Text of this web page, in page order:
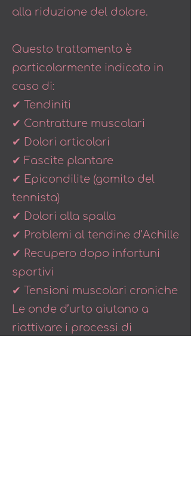
alla riduzione del dolore.
Questo trattamento è
particolarmente indicato in
caso di:
✔ Tendiniti
✔ Contratture muscolari
✔ Dolori articolari
✔ Fascite plantare
✔ Epicondilite (gomito del
tennista)
✔ Dolori alla spalla
✔ Problemi al tendine d’Achille
✔ Recupero dopo infortuni
sportivi
✔ Tensioni muscolari croniche
Le onde d’urto aiutano a
riattivare i processi di